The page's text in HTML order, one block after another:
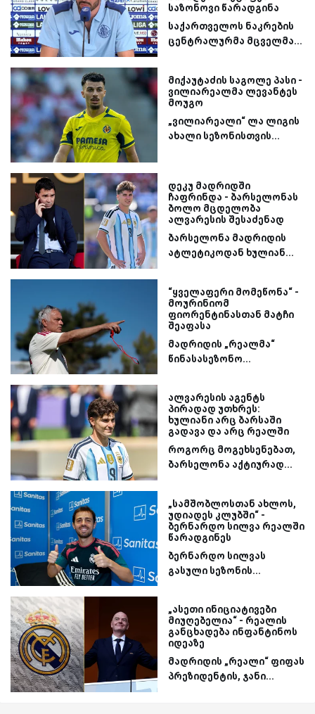
საზონოვი წარადგინა
საქართველოს ნაკრების
ცენტრალურმა მცველმა...
მიქაუტაძის საგოლე პასი -
ვილიარეალმა ლევანტეს
მოუგო
„ვილიარეალი“ ლა ლიგის
ახალი სეზონისთვის...
დეკუ მადრიდში
ჩაფრინდა - ბარსელონას
ბოლო მცდელობა
ალვარესის შესაძენად
ბარსელონა მადრიდის
ატლეტიკოდან ხულიან...
“ყველაფერი მომეწონა“ -
მოურინიომ
ფიორენტინასთან მატჩი
შეაფასა
მადრიდის „რეალმა“
წინასასეზონო...
ალვარესის აგენტს
პირადად უთხრეს:
ხულიანი არც ბარსაში
გადავა და არც რეალში
როგორც მოგეხსენებათ,
ბარსელონა აქტიურად...
„სამშობლოსთან ახლოს,
უდიადეს კლუბში“ -
ბერნარდო სილვა რეალში
წარადგინეს
ბერნარდო სილვას
გასული სეზონის...
„ასეთი ინიციატივები
მიუღებელია“ - რეალის
განცხადება ინფანტინოს
იდეაზე
მადრიდის „რეალი“ ფიფას
პრეზიდენტის, ჯანი...